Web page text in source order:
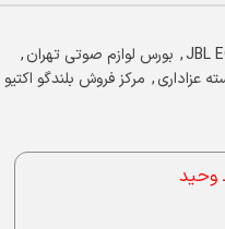
, بورس لوازم صوتی تهران,
عزاداری, مرکز فروش بلندگو اکتیو
وحید